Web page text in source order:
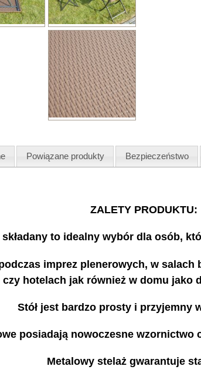
Powiązane produkty Bezpieczeństwo
ZALETY PRODUKTU:
składany to idealny wybór dla osób,
imprez plenerowych, w
czy hotelach jak również w domu jako
Stół jest bardzo prosty i przyjemny
posiadają nowoczesne wzornictwo
Metalowy stelaż gwarantuje